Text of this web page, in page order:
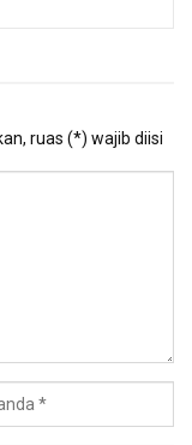
ruas (*) wajib diisi